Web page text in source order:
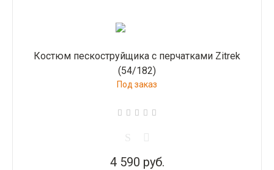
Костюм пескоструйщика с перчатками Zitrek
(54/182)
Под заказ
4 590 руб.